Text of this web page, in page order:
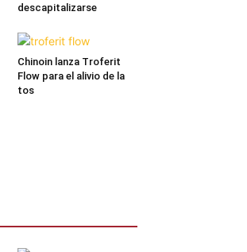
descapitalizarse
Chinoin lanza Troferit
Flow para el alivio de la
tos